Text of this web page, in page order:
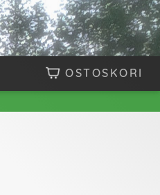
OSTOSKORI